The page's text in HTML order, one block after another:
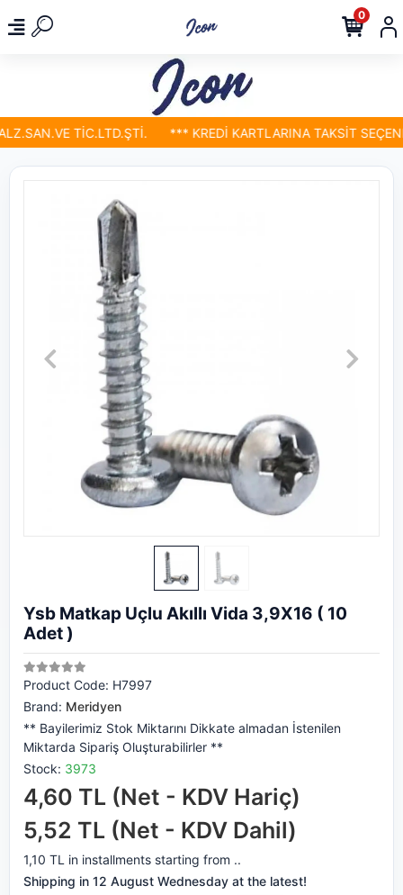
TİC.LTD.ŞTİ. *** KREDİ KARTLARINA TAKSİT
0
Ysb Matkap Uçlu Akıllı Vida 3,9X16 ( 10
Adet )
Product Code: H7997
Brand: Meridyen
** Bayilerimiz Stok Miktarını Dikkate almadan İstenilen
Miktarda Sipariş Oluşturabilirler **
Stock: 3973
4,60 TL (Net - KDV Hariç)
5,52 TL (Net - KDV Dahil)
1,10 TL in installments starting from ..
Shipping in 12 August Wednesday at the latest!